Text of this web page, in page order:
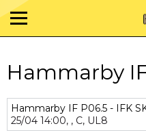
Hammarby
Hammarby IF P06.5 - IFK
25/04 14:00, , C, UL8